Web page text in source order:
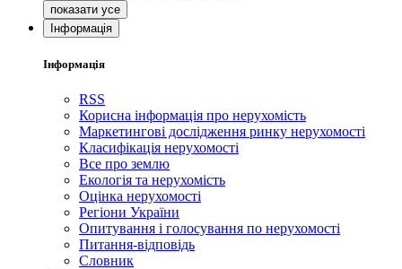
Інформація
Інформація
RSS
Корисна інформація про нерухомість
Маркетингові дослідження ринку нерухомості
Класифікація нерухомості
Все про землю
Екологія та нерухомість
Оцінка нерухомості
Регіони України
Опитування і голосування по нерухомості
Питання-відповідь
Словник